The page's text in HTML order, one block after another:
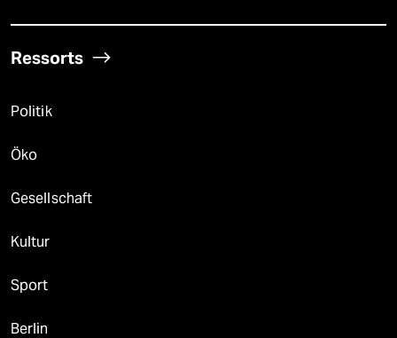
Ressorts
Politik
Öko
Gesellschaft
Kultur
Sport
Berlin